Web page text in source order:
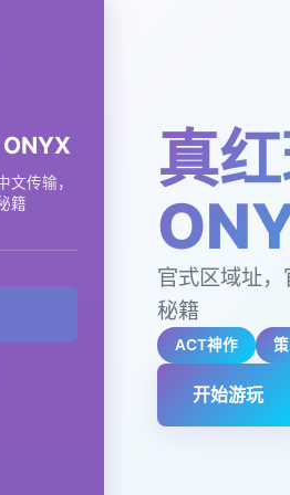
文传输，
籍
真
官式区域址
秘籍
ACT神作
开始游玩